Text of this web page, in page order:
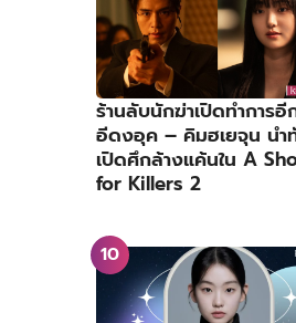
ร้านลับนักฆ่าเปิดทำการอี
อีดงอุค – คิมฮเยจุน นำ
เปิดศึกล้างแค้นใน A
for Killers 2